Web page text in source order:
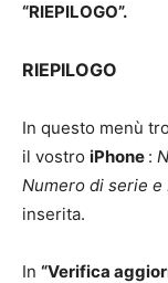
“RIEPILOGO”.
RIEPILOGO
In questo menù
il vostro iPhone :
Numero di serie
inserita.
In “Verifica